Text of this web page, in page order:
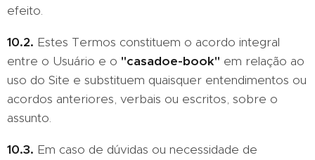
efeito.
10.2. Estes Termos constituem o acordo integral
entre o Usuário e o "casadoe-book" em relação ao
uso do Site e substituem quaisquer entendimentos ou
acordos anteriores, verbais ou escritos, sobre o
assunto.
10.3. Em caso de dúvidas ou necessidade de